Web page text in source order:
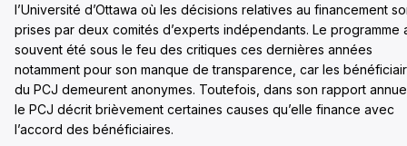
l’Université d’Ottawa où les décisions relatives au financement
prises par deux comités d’experts indépendants. Le programme
souvent été sous le feu des critiques ces dernières années
notamment pour son manque de transparence, car les
du PCJ demeurent anonymes. Toutefois, dans son rapport
le PCJ décrit brièvement certaines causes qu’elle finance avec
l’accord des bénéficiaires.